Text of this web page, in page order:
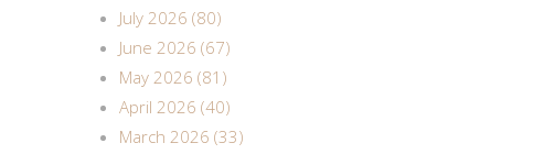
July 2026 (80)
June 2026 (67)
May 2026 (81)
April 2026 (40)
March 2026 (33)